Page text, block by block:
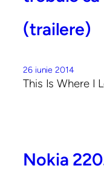
(trailere)
26 iunie 2014
This Is Where I
Nokia